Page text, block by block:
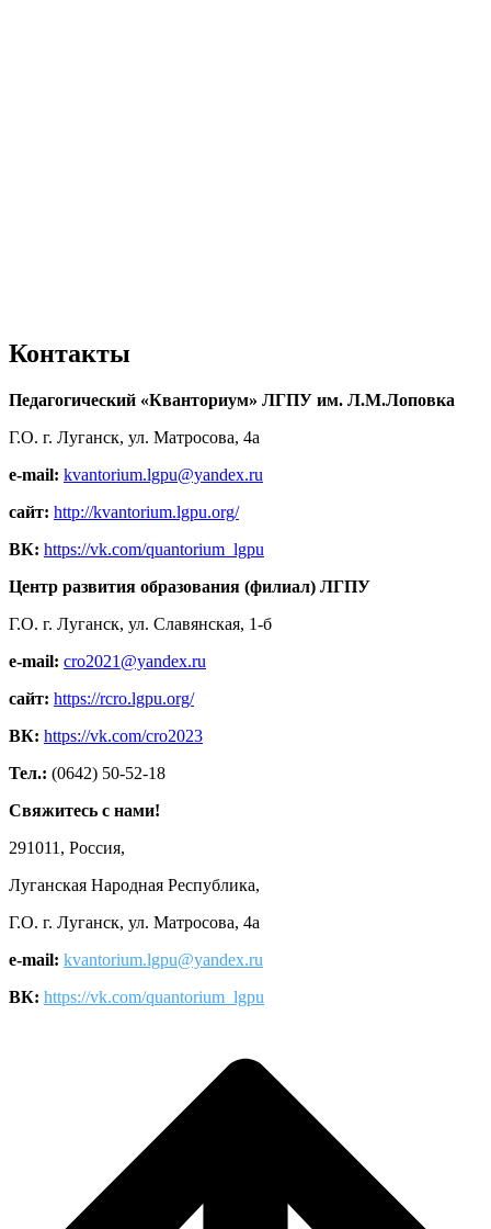
Контакты
Педагогический «Кванториум» ЛГПУ им. Л.М.Лоповка
Г.О. г. Луганск, ул. Матросова, 4а
e-mail: kvantorium.lgpu@yandex.ru
сайт: http://kvantorium.lgpu.org/
ВК: https://vk.com/quantorium_lgpu
Центр развития образования (филиал) ЛГПУ
Г.О. г. Луганск, ул. Славянская, 1-б
e-mail: cro2021@yandex.ru
сайт: https://rcro.lgpu.org/
ВК: https://vk.com/cro2023
Тел.: (0642) 50-52-18
Свяжитесь с нами!
291011, Россия,
Луганская Народная Республика,
Г.О. г. Луганск, ул. Матросова, 4а
e-mail: kvantorium.lgpu@yandex.ru
ВК: https://vk.com/quantorium_lgpu